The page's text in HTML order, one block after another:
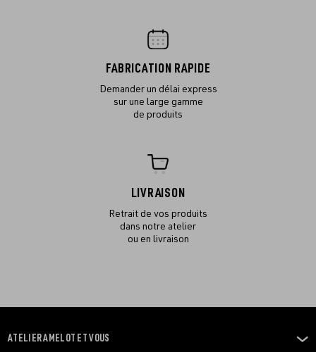
FABRICATION RAPIDE
Demander un délai express
sur une large gamme
de produits
LIVRAISON
Retrait de vos produits
dans notre atelier
ou en livraison
OUVRIR
ATELIER AMELOT ET VOUS